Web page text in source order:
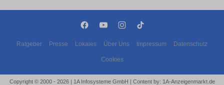
Ratgeber Presse Lokales Über Uns Impressum Datenschutz
Cookies
Copyright © 2000 - 2026 | 1A Infosysteme GmbH | Content by: 1A-Anzeigenmarkt.de